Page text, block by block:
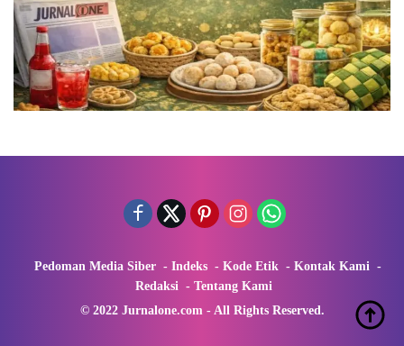
Pedoman Media Siber Indeks Kode Etik
Kontak Kami
Redaksi
Tentang Kami
© 2022 Jurnalone.com - All Rights Reserved.